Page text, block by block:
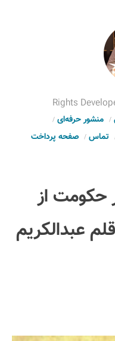
Rights
منشور حرفه‌ای
تماس صفحه پرداخت
حکومت از
عبدالکریم